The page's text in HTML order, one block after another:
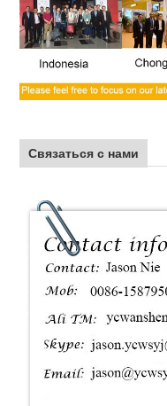
Связаться с нами